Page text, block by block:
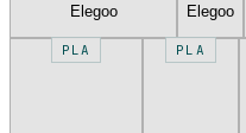
Elegoo
Elegoo
PLA PLA